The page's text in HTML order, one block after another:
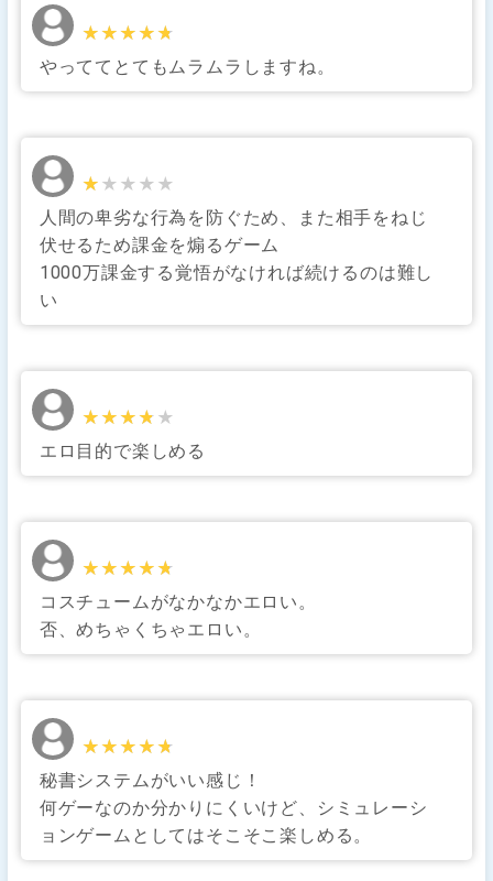
★★★★★
★★★★★
やっててとてもムラムラしますね。
★★★★★
★★★★★
人間の卑劣な行為を防ぐため、また相手をねじ
伏せるため課金を煽るゲーム
1000万課金する覚悟がなければ続けるのは難し
い
★★★★★
★★★★★
エロ目的で楽しめる
★★★★★
★★★★★
コスチュームがなかなかエロい。
否、めちゃくちゃエロい。
★★★★★
★★★★★
秘書システムがいい感じ！
何ゲーなのか分かりにくいけど、シミュレーシ
ョンゲームとしてはそこそこ楽しめる。